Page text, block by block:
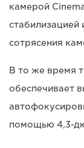
камерой
сотрясения
В то же время
обеспечивает
помощью 4,3-